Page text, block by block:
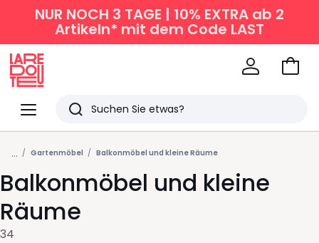
NUR NOCH 3 TAGE | 10% EXTRA ab 2
Artikeln* mit dem Code LAST
Menü
Redoute
Suchen
Zuletzt
angesehen
Artikel
Zum
... Gartenmöbel Balkonmöbel und kleine Räume
Balkonmöbel und kleine
Räume
34